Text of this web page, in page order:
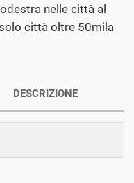
nelle città al
città oltre 50mila
DESCRIZIONE